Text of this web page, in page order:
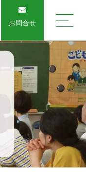
お問合せ